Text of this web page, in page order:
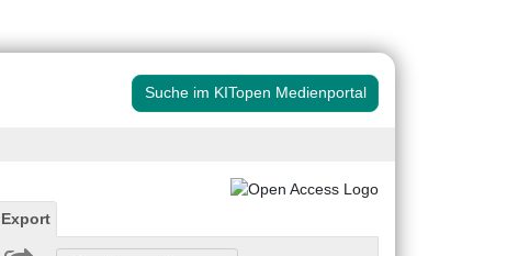
Suche im KITopen Medienportal
Export